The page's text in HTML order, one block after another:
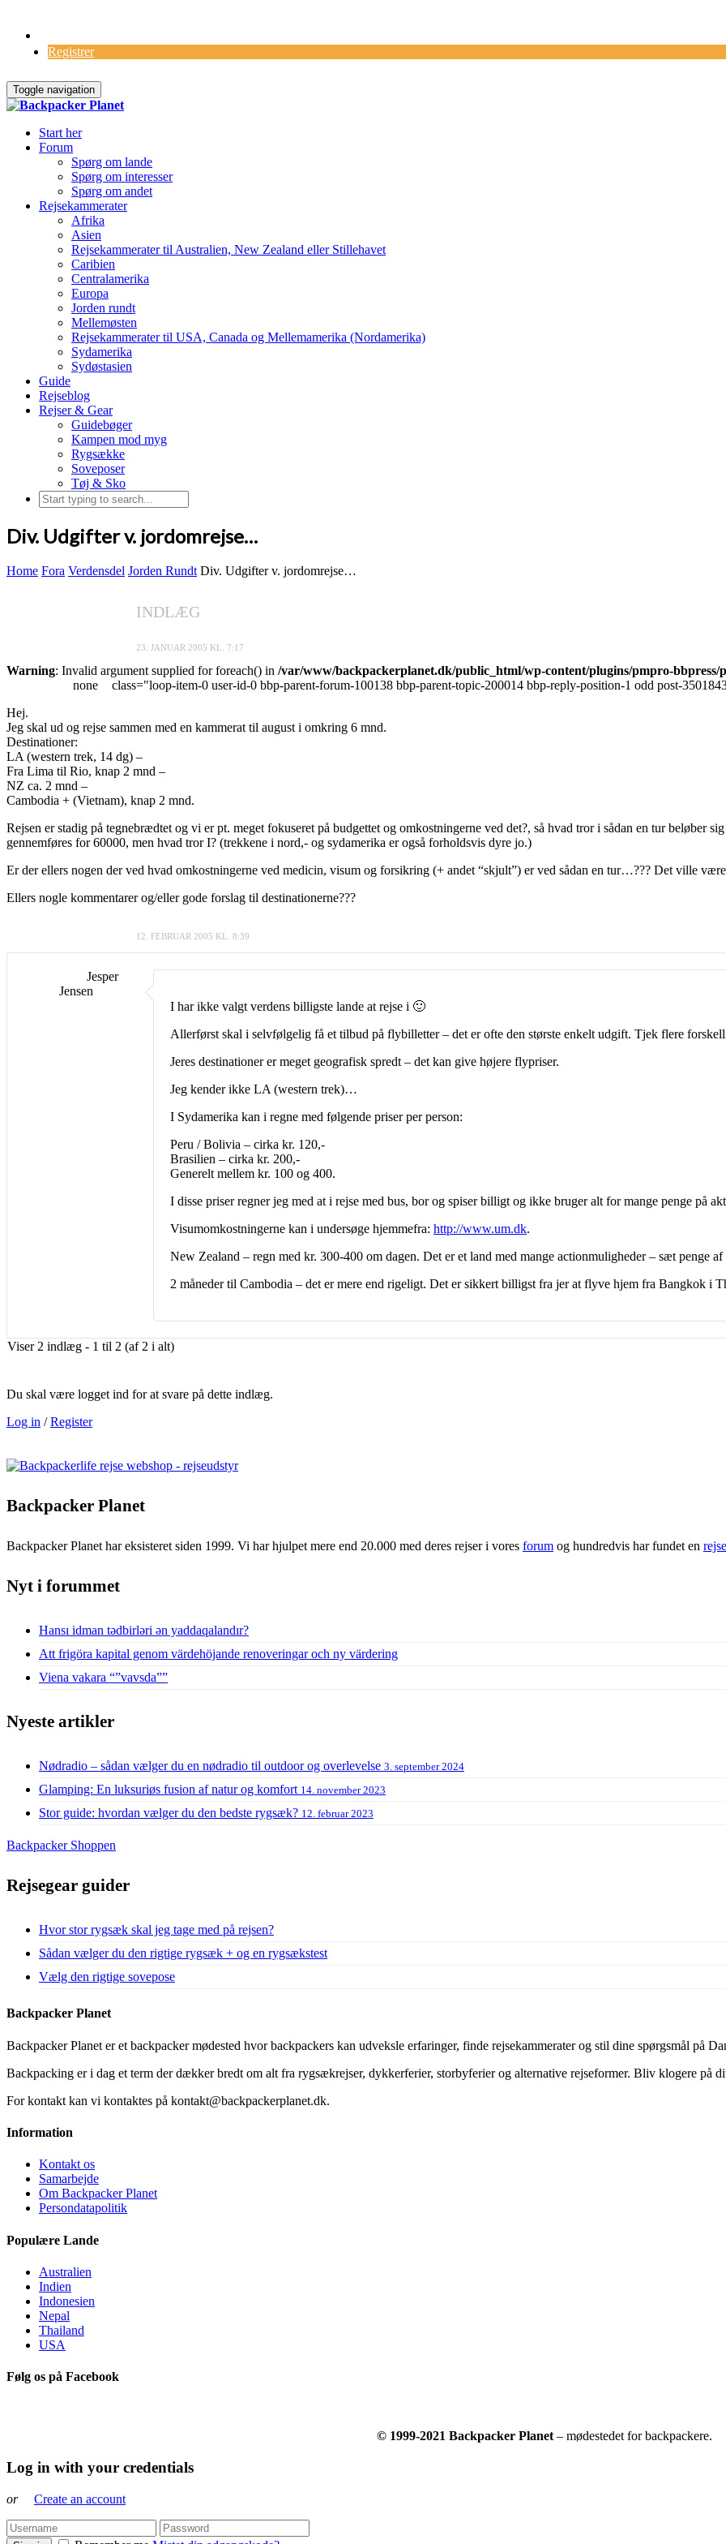
Registrer
Toggle navigation
Start her
Forum
Spørg om lande
Spørg om interesser
Spørg om andet
Rejsekammerater
Afrika
Asien
Rejsekammerater til Australien, New Zealand eller Stillehavet
Caribien
Centralamerika
Europa
Jorden rundt
Mellemøsten
Rejsekammerater til USA, Canada og Mellemamerika (Nordamerika)
Sydamerika
Sydøstasien
Guide
Rejseblog
Rejser & Gear
Guidebøger
Kampen mod myg
Rygsække
Soveposer
Tøj & Sko
Div. Udgifter v. jordomrejse…
Home Fora Verdensdel Jorden Rundt Div. Udgifter v. jordomrejse…
INDLÆG
23. JANUAR 2005 KL. 7:17
Warning: Invalid argument supplied for foreach() in /var/www/backpackerplanet.dk/public_html/wp-content/plugins/pmpro-bbpress/
class="loop-item-0 user-id-0 bbp-parent-forum-100138 bbp-parent-topic-200014 bbp-reply-position-1 odd post-
none
Hej.
Jeg skal ud og rejse sammen med en kammerat til august i omkring 6 mnd.
Destinationer:
LA (western trek, 14 dg) –
Fra Lima til Rio, knap 2 mnd –
NZ ca. 2 mnd –
Cambodia + (Vietnam), knap 2 mnd.
Rejsen er stadig på tegnebrædtet og vi er pt. meget fokuseret på budgettet og omkostningerne ved det?, så hvad tror i sådan en tur beløber
gennemføres for 60000, men hvad tror I? (trekkene i nord,- og sydamerika er også forholdsvis dyre jo.)
Er der ellers nogen der ved hvad omkostningerne ved medicin, visum og forsikring (+ andet “skjult”) er ved sådan en tur…??? Det ville
Ellers nogle kommentarer og/eller gode forslag til destinationerne???
12. FEBRUAR 2005 KL. 8:39
Jesper
Jensen
I har ikke valgt verdens billigste lande at rejse i 🙂
Allerførst skal i selvfølgelig få et tilbud på flybilletter – det er ofte den største enkelt udgift. Tjek flere
Jeres destinationer er meget geografisk spredt – det kan give højere flypriser.
Jeg kender ikke LA (western trek)…
I Sydamerika kan i regne med følgende priser per person:
Peru / Bolivia – cirka kr. 120,-
Brasilien – cirka kr. 200,-
Generelt mellem kr. 100 og 400.
I disse priser regner jeg med at i rejse med bus, bor og spiser billigt og ikke bruger alt for mange penge på
Visumomkostningerne kan i undersøge hjemmefra: http://www.um.dk.
New Zealand – regn med kr. 300-400 om dagen. Det er et land med mange actionmuligheder – sæt penge
2 måneder til Cambodia – det er mere end rigeligt. Det er sikkert billigst fra jer at flyve hjem fra Bangkok i
Viser 2 indlæg - 1 til 2 (af 2 i alt)
Du skal være logget ind for at svare på dette indlæg.
Log in /Register
Backpacker Planet
Backpacker Planet har eksisteret siden 1999. Vi har hjulpet mere end 20.000 med deres rejser i vores forum og hundredvis har fundet en
Nyt i forummet
Hansı idman tədbirləri ən yaddaqalandır?
Att frigöra kapital genom värdehöjande renoveringar och ny värdering
Viena vakara “”vavsda””
Nyeste artikler
Nødradio – sådan vælger du en nødradio til outdoor og overlevelse 3. september 2024
Glamping: En luksuriøs fusion af natur og komfort 14. november 2023
Stor guide: hvordan vælger du den bedste rygsæk? 12. februar 2023
Backpacker Shoppen
Rejsegear guider
Hvor stor rygsæk skal jeg tage med på rejsen?
Sådan vælger du den rigtige rygsæk + og en rygsækstest
Vælg den rigtige sovepose
Backpacker Planet
Backpacker Planet er et backpacker mødested hvor backpackers kan udveksle erfaringer, finde rejsekammerater og stil dine spørgsmål på
Backpacking er i dag et term der dækker bredt om alt fra rygsækrejser, dykkerferier, storbyferier og alternative rejseformer. Bliv klogere på
For kontakt kan vi kontaktes på kontakt@backpackerplanet.dk.
Information
Kontakt os
Samarbejde
Om Backpacker Planet
Persondatapolitik
Populære Lande
Australien
Indien
Indonesien
Nepal
Thailand
USA
Følg os på Facebook
© 1999-2021 Backpacker Planet – mødestedet for backpackere.
Log in with your credentials
or Create an account